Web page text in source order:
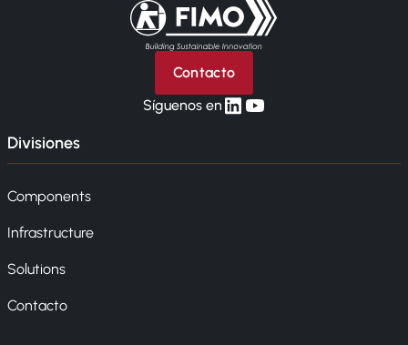
Volver a la página principal
Contacto
Síguenos enlinkedin
yt
Divisiones
Components
Infrastructure
Solutions
Contacto